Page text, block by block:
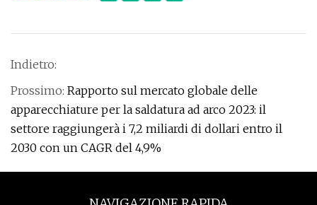
Indietro:
Prossimo: Rapporto sul mercato globale delle
apparecchiature per la saldatura ad arco 2023: il
settore raggiungerà i 7,2 miliardi di dollari entro il
2030 con un CAGR del 4,9%